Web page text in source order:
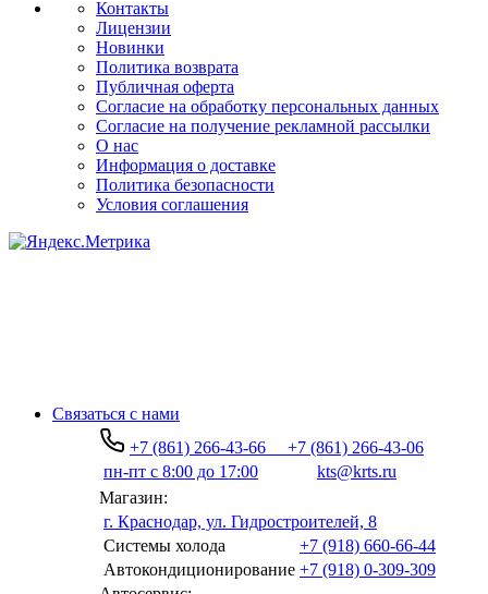
Контакты
Лицензии
Новинки
Политика возврата
Публичная оферта
Согласие на обработку персональных данных
Согласие на получение рекламной рассылки
О нас
Информация о доставке
Политика безопасности
Условия соглашения
Связаться с нами
+7 (861) 266-43-66
+7 (861) 266-43-06
пн-пт с 8:00 до 17:00
kts@krts.ru
Магазин:
г. Краснодар, ул. Гидростроителей, 8
Системы холода
+7 (918) 660-66-44
Автокондиционирование +7 (918) 0-309-309